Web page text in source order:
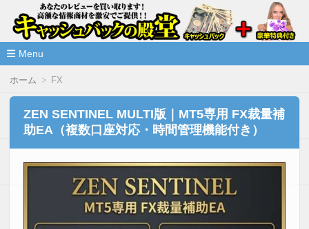
情報商材激安サイト・キャッシ
ュバックの殿堂
高額な情報商材をレビューを買い取ることで激安で購入できま
Menu
ホーム FX
ZEN SENTINEL MULTI版｜MT5専用 FX裁量補
助EA（複数口座対応・時間管理機能付き）